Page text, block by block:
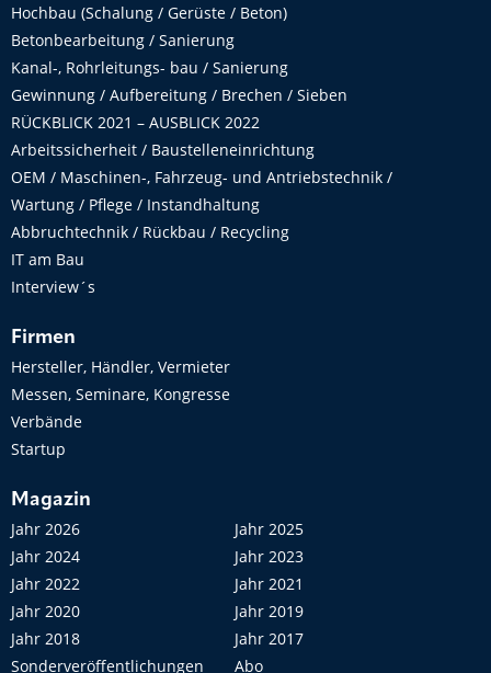
Hochbau (Schalung / Gerüste / Beton)
Betonbearbeitung / Sanierung
Kanal-, Rohrleitungs- bau / Sanierung
Gewinnung / Aufbereitung / Brechen / Sieben
RÜCKBLICK 2021 – AUSBLICK 2022
Arbeitssicherheit / Baustelleneinrichtung
OEM / Maschinen-, Fahrzeug- und Antriebstechnik /
Wartung / Pflege / Instandhaltung
Abbruchtechnik / Rückbau / Recycling
IT am Bau
Interview´s
Firmen
Hersteller, Händler, Vermieter
Messen, Seminare, Kongresse
Verbände
Startup
Magazin
Jahr 2026
Jahr 2025
Jahr 2024
Jahr 2023
Jahr 2022
Jahr 2021
Jahr 2020
Jahr 2019
Jahr 2018
Jahr 2017
Sonderveröffentlichungen
Abo